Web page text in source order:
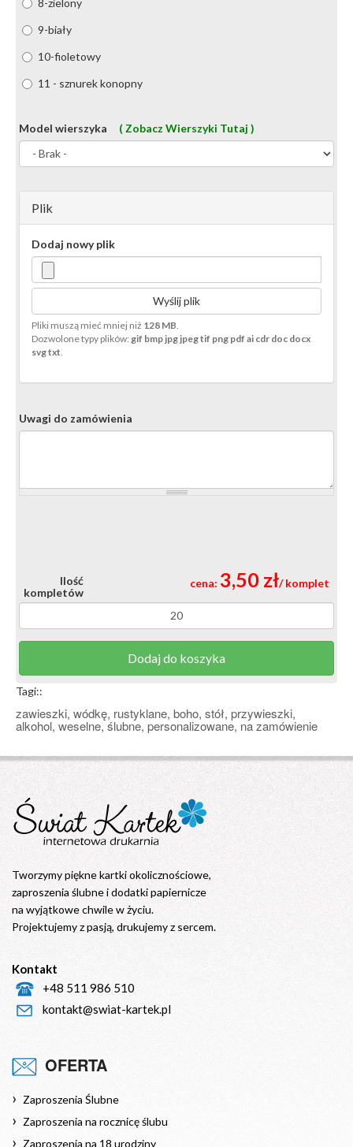
8-zielony
9-biały
10-fioletowy
11 - sznurek konopny
Model wierszyka ( Zobacz Wierszyki Tutaj )
Plik
Dodaj nowy plik
Wyślij plik
Pliki muszą mieć mniej niż 128 MB
Dozwolone typy plików: gif bmp jpg jpeg tif png pdf ai cdr doc docx
svg txt
Uwagi do zamówienia
Ilość
kompletów
Dodaj do koszyka
cena: 3,50 zł/ komplet
Tagi::
zawieszki, wódkę, rustyklane, boho, stół, przywieszki,
alkohol, weselne, ślubne, personalizowane, na zamówienie
Tworzymy piękne kartki okolicznościowe,
zaproszenia ślubne i dodatki papiernicze
na wyjątkowe chwile w życiu.
Projektujemy z pasją, drukujemy z sercem.
Kontakt
+48 511 986 510
kontakt@swiat-kartek.pl
OFERTA
Zaproszenia Ślubne
Zaproszenia na rocznicę ślubu
Zaproszenia na 18 urodziny